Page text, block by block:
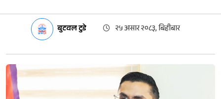
बुटवल टुडे २५ असार २०८३, बिहीबार